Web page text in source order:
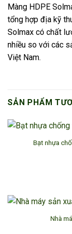
Màng HDPE
tổng hợp địa kỹ
Solmax có chất
nhiều so với các
Việt Nam.
SẢN PHẨM
Bạt nhựa
Nhà